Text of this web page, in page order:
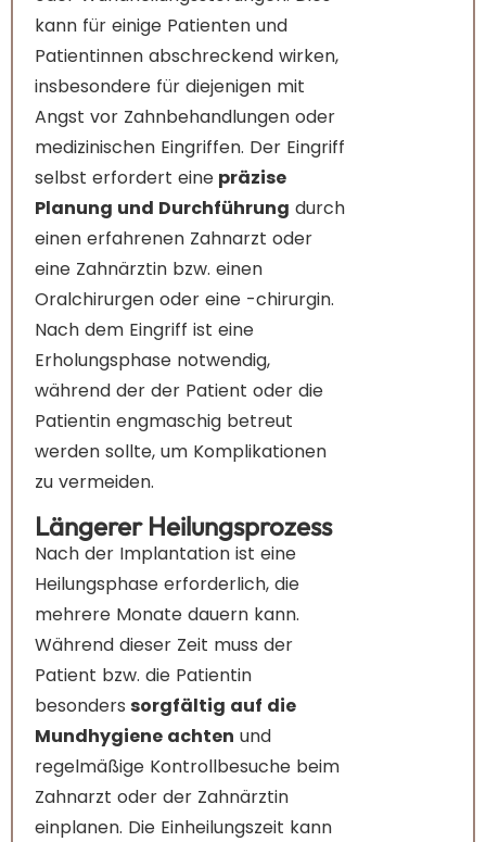
kann für einige Patienten und
Patientinnen abschreckend wirken,
insbesondere für diejenigen mit
Angst vor Zahnbehandlungen oder
medizinischen Eingriffen. Der Eingriff
selbst erfordert eine präzise
Planung und Durchführung durch
einen erfahrenen Zahnarzt oder
eine Zahnärztin bzw. einen
Oralchirurgen oder eine -chirurgin.
Nach dem Eingriff ist eine
Erholungsphase notwendig,
während der der Patient oder die
Patientin engmaschig betreut
werden sollte, um Komplikationen
zu vermeiden.
Längerer Heilungsprozess
Nach der Implantation ist eine
Heilungsphase erforderlich, die
mehrere Monate dauern kann.
Während dieser Zeit muss der
Patient bzw. die Patientin
besonders sorgfältig auf die
Mundhygiene achten und
regelmäßige Kontrollbesuche beim
Zahnarzt oder der Zahnärztin
einplanen. Die Einheilungszeit kann